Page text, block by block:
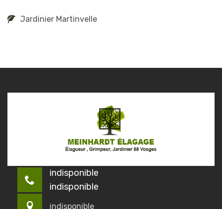
Jardinier Martinvelle
indisponible
indisponible
indisponible